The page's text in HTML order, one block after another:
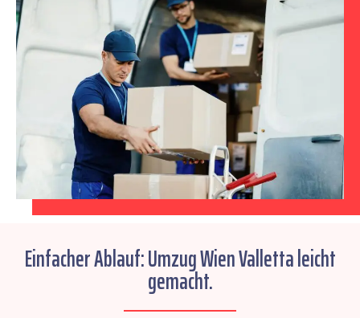
Einfacher Ablauf: Umzug Wien Valletta leicht
gemacht.